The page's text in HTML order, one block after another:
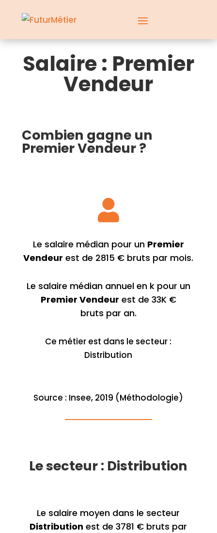
Salaire : Premier
Vendeur
Combien gagne un
Premier Vendeur ?

Le salaire médian pour un Premier
Vendeur est de 2815 € bruts par mois.
Le salaire médian annuel en k pour un
Premier Vendeur est de 33K €
bruts par an.
Ce métier est dans le secteur :
Distribution
Source : Insee, 2019 (Méthodologie)
Le secteur : Distribution
Le salaire moyen dans le secteur
Distribution est de 3781 € bruts par